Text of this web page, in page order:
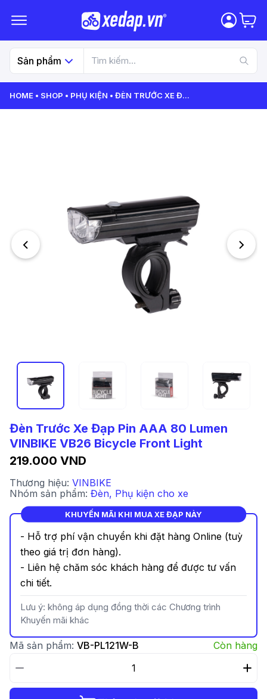
Sản phẩm
HOME SHOP PHỤ KIỆN ĐÈN TRƯỚC XE Đ...
Đèn Trước Xe Đạp Pin AAA 80 Lumen
VINBIKE VB26 Bicycle Front Light
219.000 VND
Thương hiệu: VINBIKE
Nhóm sản phẩm: Đèn, Phụ kiện cho xe
KHUYẾN MÃI KHI MUA XE ĐẠP NÀY
- Hỗ trợ phí vận chuyển khi đặt hàng Online (tuỳ
theo giá trị đơn hàng).
- Liên hệ chăm sóc khách hàng để được tư vấn
chi tiết.
Lưu ý: không áp dụng đồng thời các Chương trình
Khuyến mãi khác
Mã sản phẩm: VB-PL121W-B Còn hàng